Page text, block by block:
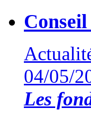
04/05/
Les